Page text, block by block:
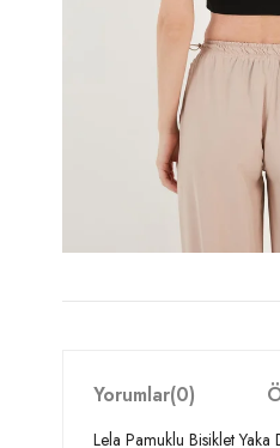
Yorumlar(0)
Lela Pamuklu Bisiklet